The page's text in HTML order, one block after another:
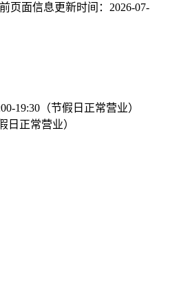
页面信息更新时间：2026-07-
19:30（节假日正常营业）
日正常营业）